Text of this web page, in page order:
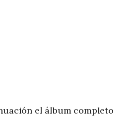
el álbum completo